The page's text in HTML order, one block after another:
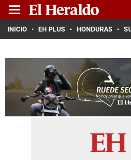
INICIO EH PLUS HONDURAS